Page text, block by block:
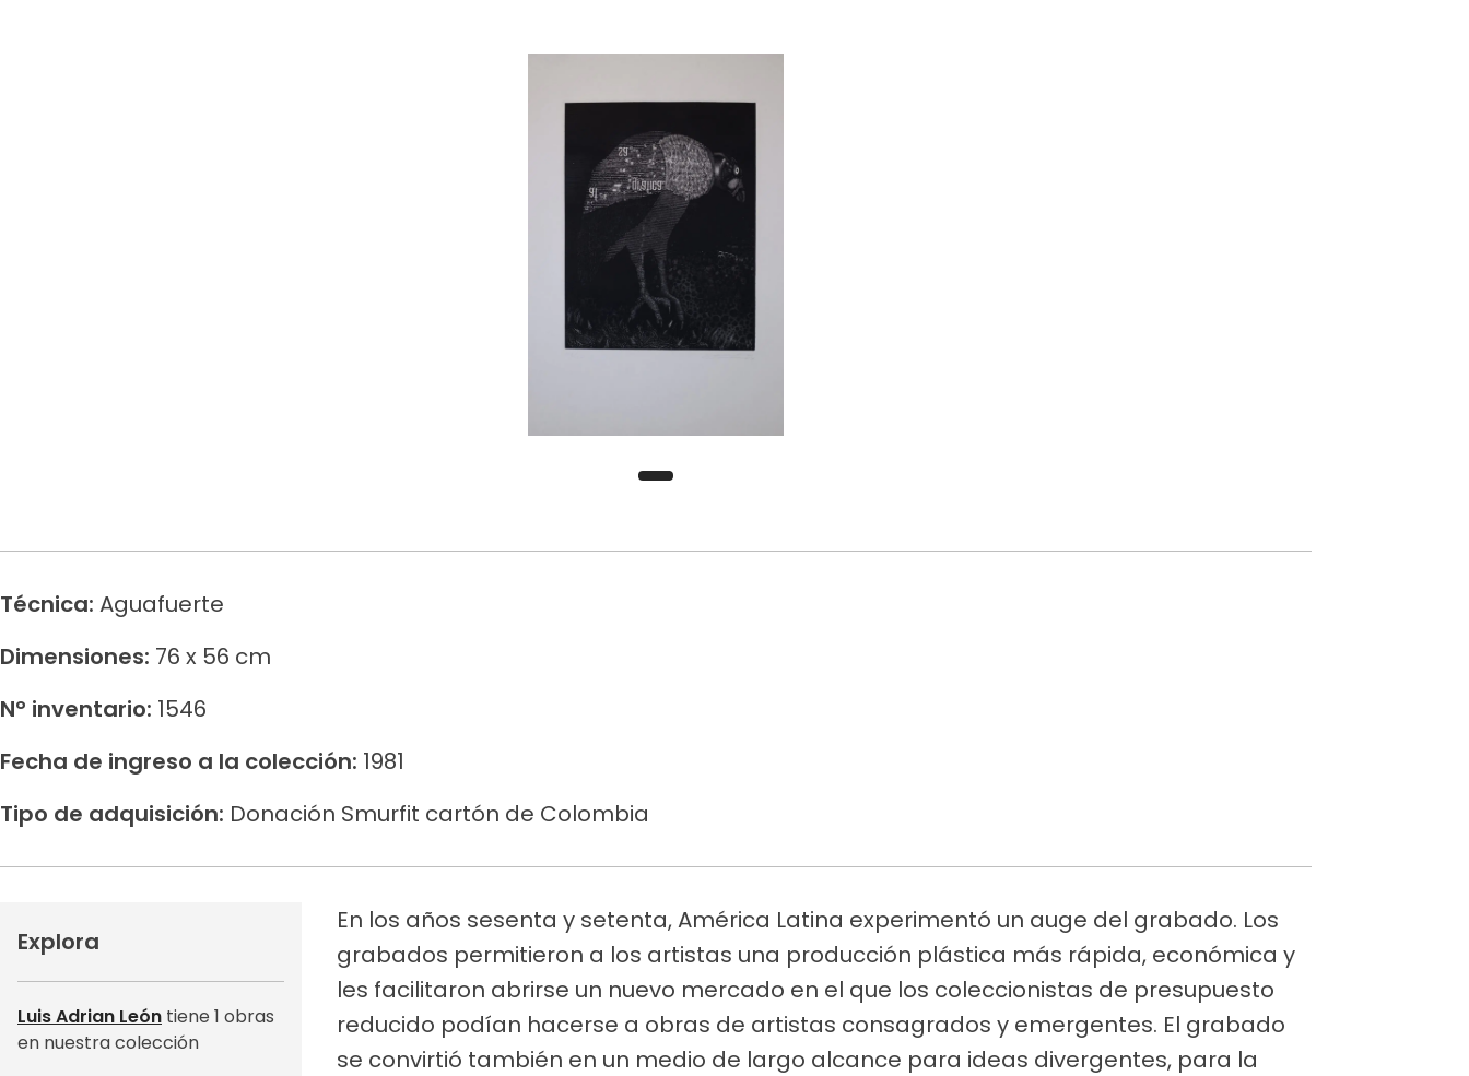
Técnica: Aguafuerte
Dimensiones: 76 x 56 cm
N° inventario: 1546
Fecha de ingreso a la colección: 1981
Tipo de adquisición: Donación Smurfit cartón de Colombia
En los años sesenta y setenta, América Latina experimentó un auge del grabado. Los
grabados permitieron a los artistas una producción plástica más rápida, económica y
les facilitaron abrirse un nuevo mercado en el que los coleccionistas de presupuesto
reducido podían hacerse a obras de artistas consagrados y emergentes. El grabado
se convirtió también en un medio de largo alcance para ideas divergentes, para la
Explora
Luis Adrian León tiene 1 obras
en nuestra colección